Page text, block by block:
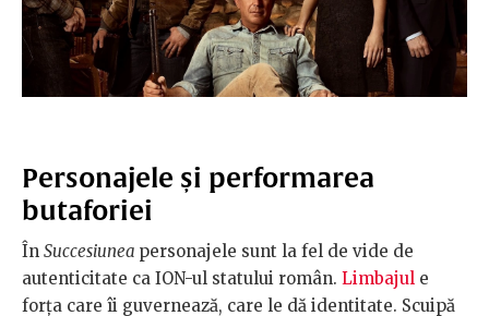
Personajele și performarea
butaforiei
În Succesiunea personajele sunt la fel de vide de
autenticitate ca ION-ul statului român. Limbajul e
forța care îi guvernează, care le dă identitate. Scuipă